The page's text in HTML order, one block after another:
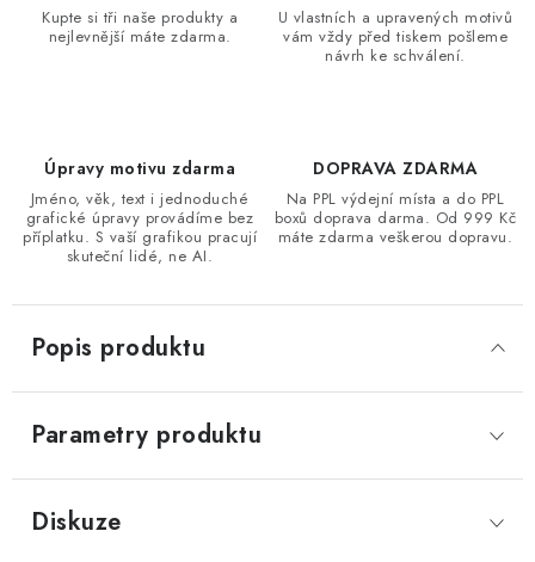
Kupte si tři naše produkty a
nejlevnější máte zdarma.
U vlastních a upravených motivů
vám vždy před tiskem pošleme
návrh ke schválení.
Úpravy motivu zdarma
Jméno, věk, text i jednoduché
grafické úpravy provádíme bez
příplatku. S vaší grafikou pracují
skuteční lidé, ne AI.
DOPRAVA ZDARMA
Na PPL výdejní místa a do PPL
boxů doprava darma. Od 999 Kč
máte zdarma veškerou dopravu.
Popis produktu
Parametry produktu
Diskuze